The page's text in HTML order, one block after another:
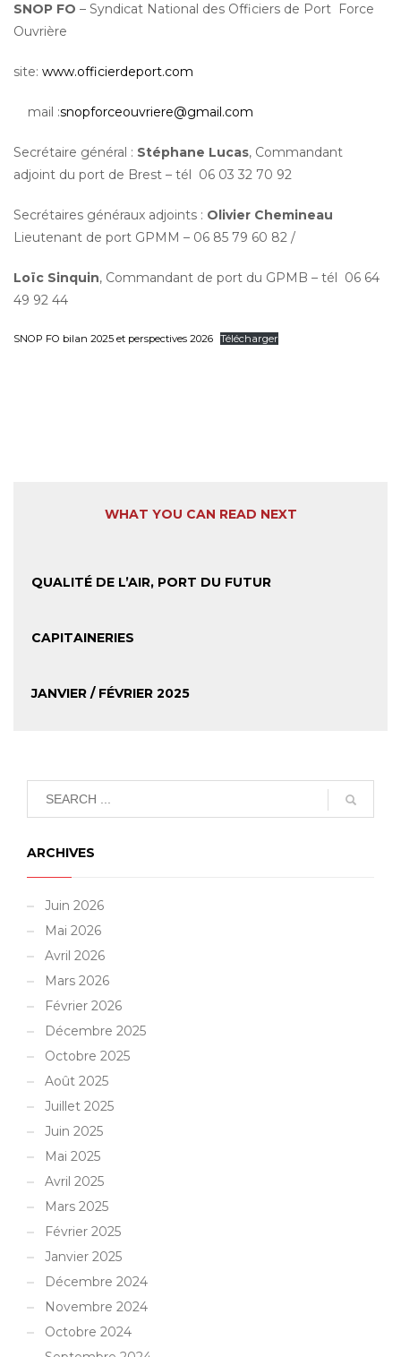
SNOP FO – Syndicat National des Officiers de Port Force
Ouvrière
site: www.officierdeport.com
mail :snopforceouvriere@gmail.com
Secrétaire général : Stéphane Lucas, Commandant
adjoint du port de Brest – tél 06 03 32 70 92
Secrétaires généraux adjoints : Olivier Chemineau
Lieutenant de port GPMM – 06 85 79 60 82 /
Loïc Sinquin, Commandant de port du GPMB – tél 06 64
49 92 44
SNOP FO bilan 2025 et perspectives 2026 Télécharger
WHAT YOU CAN READ NEXT
QUALITÉ DE L’AIR, PORT DU FUTUR
CAPITAINERIES
JANVIER / FÉVRIER 2025
ARCHIVES
Juin 2026
Mai 2026
Avril 2026
Mars 2026
Février 2026
Décembre 2025
Octobre 2025
Août 2025
Juillet 2025
Juin 2025
Mai 2025
Avril 2025
Mars 2025
Février 2025
Janvier 2025
Décembre 2024
Novembre 2024
Octobre 2024